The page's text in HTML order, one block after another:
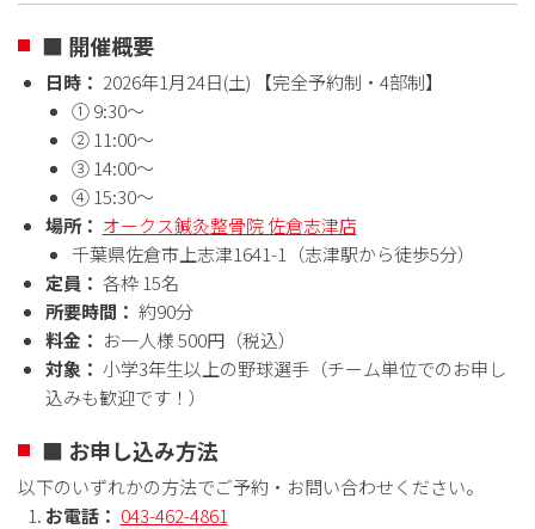
■ 開催概要
日時： 2026年1月24日(土) 【完全予約制・4部制】
① 9:30〜
② 11:00〜
③ 14:00〜
④ 15:30〜
場所： オークス鍼灸整骨院 佐倉志津店
千葉県佐倉市上志津1641-1（志津駅から徒歩5分）
定員： 各枠 15名
所要時間： 約90分
料金： お一人様 500円（税込）
対象： 小学3年生以上の野球選手（チーム単位でのお申し
込みも歓迎です！）
■ お申し込み方法
以下のいずれかの方法でご予約・お問い合わせください。
お電話： 043-462-4861